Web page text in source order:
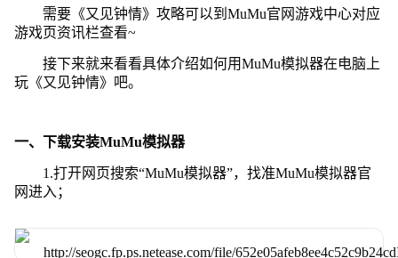
需要《又见钟情》攻略可以到MuMu官网游戏中心对应
游戏页资讯栏查看~
接下来就来看看具体介绍如何用MuMu模拟器在电脑上
玩《又见钟情》吧。
一、下载安装MuMu模拟器
1.打开网页搜索“MuMu模拟器”，找准MuMu模拟器官
网进入；